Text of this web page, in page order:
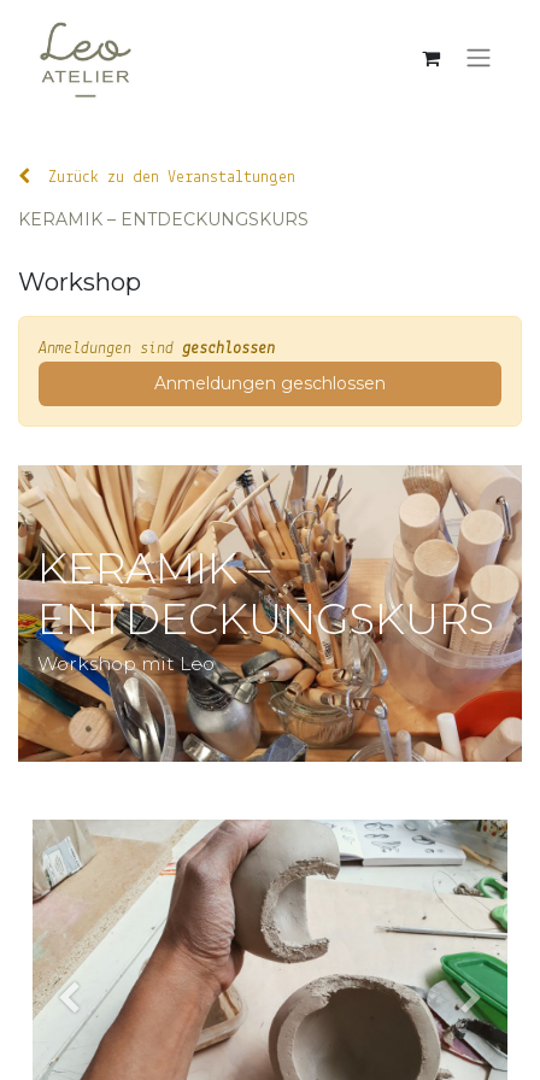
Zurück zu den Veranstaltungen
KERAMIK – ENTDECKUNGSKURS
Workshop
Anmeldungen sind geschlossen
Anmeldungen geschlossen
KERAMIK –
ENTDECKUNGSKURS
Workshop mit Leo
Previous Next